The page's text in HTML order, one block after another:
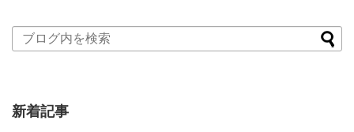
新着記事